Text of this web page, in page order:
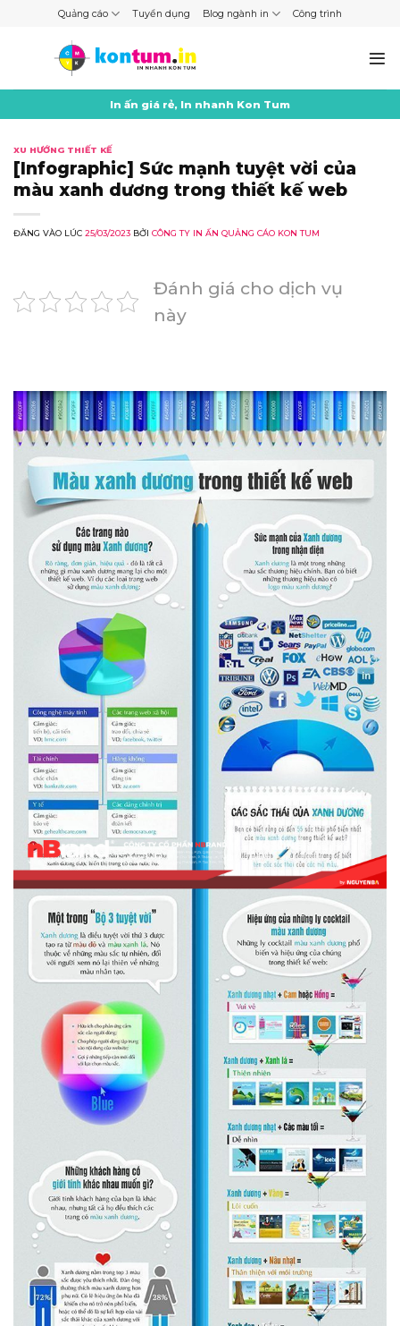
Quảng cáo Tuyển dụng Blog ngành in Công trình
In ấn giá rẻ, In nhanh Kon Tum
XU HƯỚNG THIẾT KẾ
[Infographic] Sức mạnh tuyệt vời của
màu xanh dương trong thiết kế web
ĐĂNG VÀO LÚC 25/03/2023 BỞI CÔNG TY IN ẤN QUẢNG CÁO KON TUM
Đánh giá cho dịch vụ
này